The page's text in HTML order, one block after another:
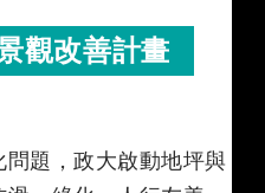
觀改善計畫
問題，政大啟動地坪與